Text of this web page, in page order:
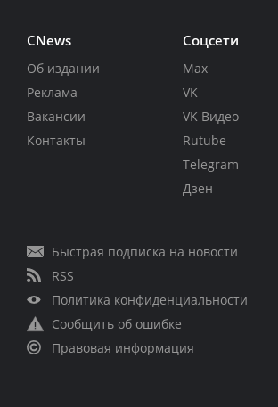
CNews
Об издании
Реклама
Вакансии
Контакты
Соцсети
Max
VK
VK Видео
Rutube
Telegram
Дзен
Быстрая подписка на новости
RSS
Политика конфиденциальности
Сообщить об ошибке
Правовая информация